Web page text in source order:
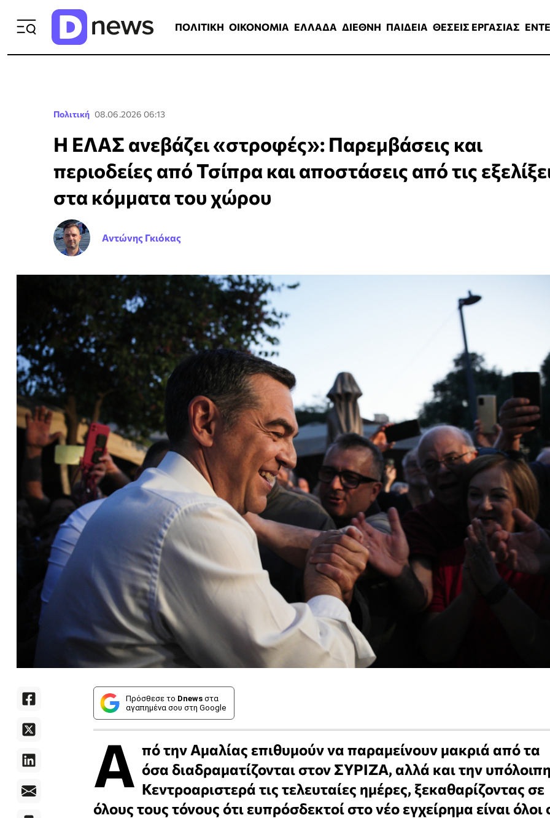
ΠΟΛΙΤΙΚΗ ΟΙΚΟΝΟΜΙΑ ΕΛΛΑΔΑ ΔΙΕΘΝΗ ΠΑΙΔΕΙΑ ΘΕΣΕΙΣ ΕΡΓΑΣΙΑΣ
Πολιτική 08.06.2026 06:13
Η ΕΛΑΣ ανεβάζει «στροφές»: Παρεμβάσεις και
περιοδείες από Τσίπρα και αποστάσεις από τις
στα κόμματα του χώρου
Αντώνης Γκιόκας
Πρόσθεσε το Dnews στα
αγαπημένα σου στη Google
Α πό την Αμαλίας επιθυμούν να παραμείνουν μακριά από τα
όσα διαδραματίζονται στον ΣΥΡΙΖΑ, αλλά και την
Κεντροαριστερά τις τελευταίες ημέρες, ξεκαθαρίζοντας σε
όλους τους τόνους ότι ευπρόσδεκτοί στο νέο εγχείρημα είναι όλοι